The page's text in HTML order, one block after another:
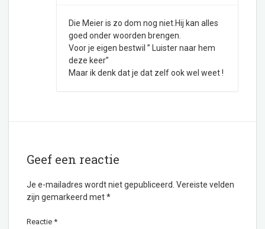
Die Meier is zo dom nog niet.Hij kan alles
goed onder woorden brengen.
Voor je eigen bestwil ” Luister naar hem
deze keer”
Maar ik denk dat je dat zelf ook wel weet !
Geef een reactie
Je e-mailadres wordt niet gepubliceerd. Vereiste velden
zijn gemarkeerd met*
Reactie *